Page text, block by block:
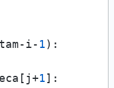
i- 1):
1]: